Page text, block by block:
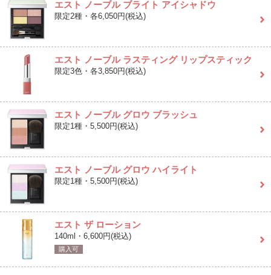
エスト ノーブル ブライト アイシャドウ
限定2種・各6,050円(税込)
エスト ノーブル ラスティング リップスティック
限定3色・各3,850円(税込)
エスト ノーブル グロウ ブラッシュ
限定1種・5,500円(税込)
エスト ノーブル グロウ ハイライト
限定1種・5,500円(税込)
エスト ザ ローション
140ml・6,600円(税込)
購入可